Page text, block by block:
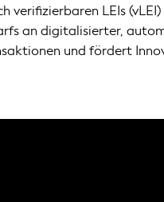
LEIs (vLEI)
an digitalisierter,
und fördert